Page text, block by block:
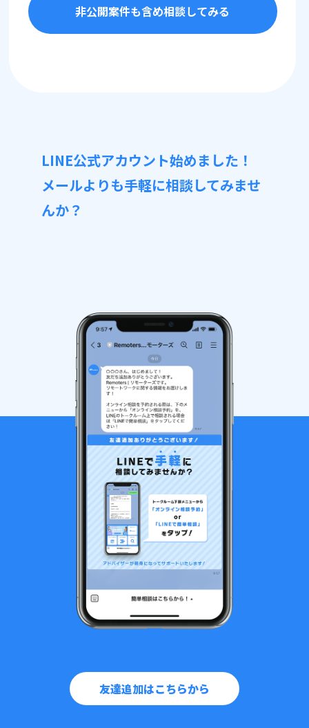
非公開案件も含め相談してみる
LINE公式アカウント始めました！
メールよりも手軽に相談してみませ
んか？
友達追加はこちらから